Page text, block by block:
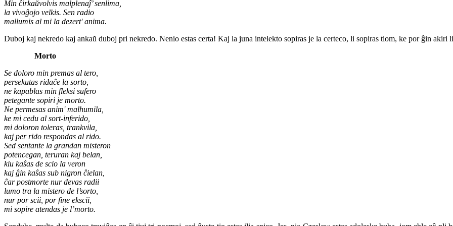
Min ĉirkaŭvolvis malplenaĵ’ senlima,
la vivoĝojo velkis. Sen radio
mallumis al mi la dezert' anima.
Duboj kaj nekredo kaj ankaŭ duboj pri nekredo. Nenio estas certa! Kaj la juna intelekto sopiras je la certeco, li sopiras tiom, ke por ĝin akiri
Morto
Se doloro min premas al tero,
persekutas ridaĉe la sorto,
ne kapablas min fleksi sufero
petegante sopiri je morto.
Ne permesas anim' malhumila,
ke mi cedu al sort‑inferido,
mi doloron toleras, trankvila,
kaj per rido respondas al rido.
Sed sentante la grandan misteron
potencegan, teruran kaj belan,
kiu kaŝas de scio la veron
kaj ĝin kaŝas sub nigron ĉielan,
ĉar postmorte nur devas radii
lumo tra la mistero de l’sorto,
nur por scii, por fine ekscii,
mi sopire atendas je l’morto.